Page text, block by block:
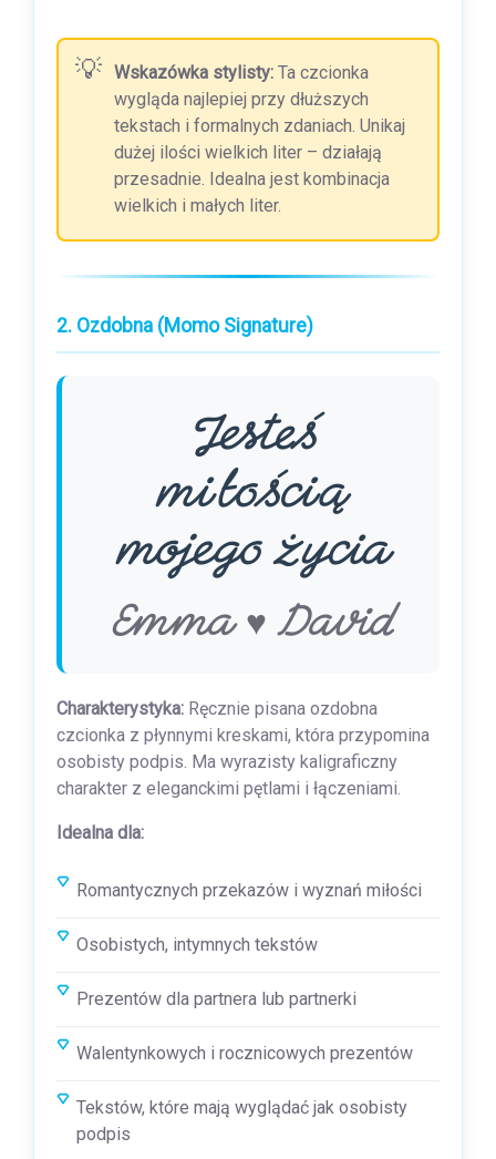
Wskazówka stylisty: Ta czcionka
wygląda najlepiej przy dłuższych
tekstach i formalnych zdaniach. Unikaj
dużej ilości wielkich liter – działają
przesadnie. Idealna jest kombinacja
wielkich i małych liter.
2. Ozdobna (Momo Signature)
Jesteś
miłością
mojego życia
Emma ♥ David
Charakterystyka: Ręcznie pisana ozdobna
czcionka z płynnymi kreskami, która przypomina
osobisty podpis. Ma wyrazisty kaligraficzny
charakter z eleganckimi pętlami i łączeniami.
Idealna dla:
Romantycznych przekazów i wyznań miłości
Osobistych, intymnych tekstów
Prezentów dla partnera lub partnerki
Walentynkowych i rocznicowych prezentów
Tekstów, które mają wyglądać jak osobisty
podpis